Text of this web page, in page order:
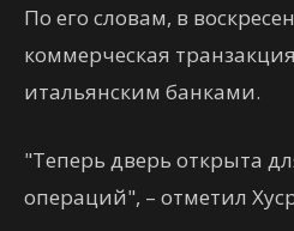
По его словам, в
коммерческая
итальянским банками.
"Теперь дверь открыта
операций", – отметил